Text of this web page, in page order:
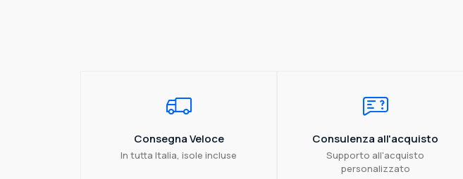
Consegna Veloce
In tutta Italia, isole incluse
Consulenza all'acquisto
Supporto all'acquisto
personalizzato